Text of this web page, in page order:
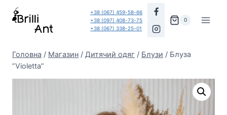
Перейти
+38 (067) 459-58-66
+38 (097) 408-73-75
+38 (067) 338-25-01
0
Головна / Магазин / Дитячий одяг / Блузи / Блуза
”Violetta”